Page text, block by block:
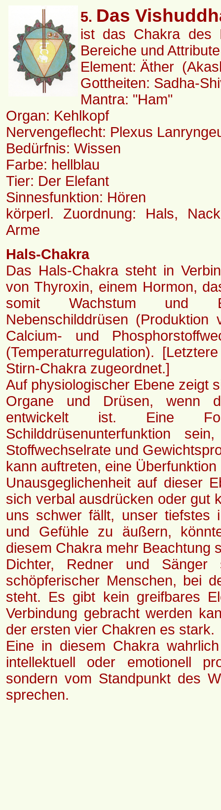
5. Das
ist das Chakra des
Bereiche und
Element: Äther
Gottheiten: Sadha-
Mantra: "Ham"
Organ: Kehlkopf
Nervengeflecht: Plexus
Bedürfnis: Wissen
Farbe: hellblau
Tier: Der Elefant
Sinnesfunktion: Hören
körperl. Zuordnung: Hals,
Arme
Hals-Chakra
Das Hals-Chakra steht in
von Thyroxin, einem Hormon,
somit Wachstum und
Nebenschilddrüsen
Calcium- und
(Temperaturregulation).
Stirn-Chakra zugeordnet.]
Auf physiologischer Ebene zeigt
Organe und Drüsen, wenn
entwickelt ist. Eine
Schilddrüsenunterfunktion
Stoffwechselrate und
kann auftreten, eine
Unausgeglichenheit auf dieser
sich verbal ausdrücken oder gut
uns schwer fällt, unser tiefstes
und Gefühle zu äußern,
diesem Chakra mehr Beachtung
Dichter, Redner und
schöpferischer Menschen, bei
steht. Es gibt kein greifbares
Verbindung gebracht werden
der ersten vier Chakren es stark.
Eine in diesem Chakra
intellektuell oder emotionell
sondern vom Standpunkt des
sprechen.